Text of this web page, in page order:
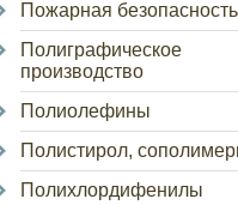
Пожарная безопасность
Полиграфическое
производство
Полиолефины
Полистирол,
Полихлордифенилы